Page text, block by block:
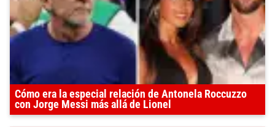
Cómo era la especial relación de Antonela Roccuzzo
con Jorge Messi más allá de Lionel